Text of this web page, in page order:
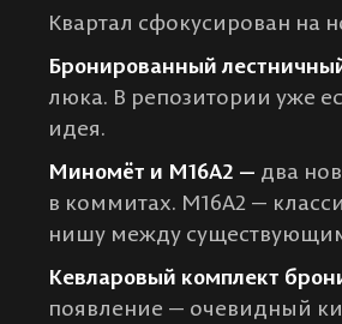
Квартал сфокусирован на
Бронированный
люка. В репозитории уже
идея.
Миномёт и M16A2 — два
в коммитах. M16A2 —
нишу между
Кевларовый комплект
появление — очевидный